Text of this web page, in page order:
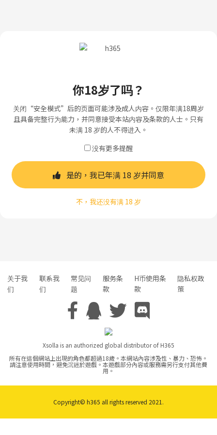
你18岁了吗？
关闭“安全模式”后的页面可能涉及成人内容。仅限年满18周岁
且具备完整行为能力，并同意接受本站内容及条款的人士。只有
未满 18 岁的人不得进入。
没有更多提醒
是的，我已年满 18 岁并同意
不，我还没有满 18 岁
关于我
们
联系我
们
常见问
题
服务条
款
H币使用条
款
隐私权政
策
Xsolla is an authorized global distributor of H365
所有在這個網站上出現的角色都超過18歲。本網站內容涉及性、暴力、恐怖。
請注意使用時間，避免沉迷於遊戲。本遊戲部分內容或服務需另行支付其他費
用。
Copyright© h365 all rights reserved 2021.